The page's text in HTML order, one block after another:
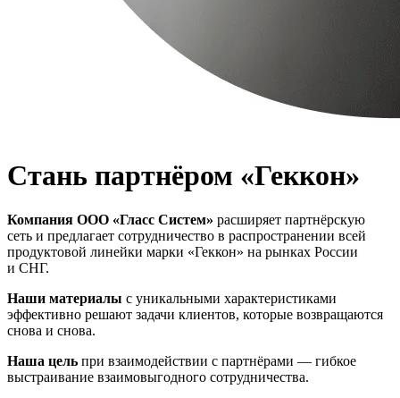
Стань партнёром «Геккон»
Компания ООО «Гласс Систем» расширяет партнёрскую
сеть и предлагает сотрудничество в распространении всей
продуктовой линейки марки «Геккон» на рынках России
и СНГ.
Наши материалы с уникальными характеристиками
эффективно решают задачи клиентов, которые возвращаются
снова и снова.
Наша цель при взаимодействии с партнёрами — гибкое
выстраивание взаимовыгодного сотрудничества.